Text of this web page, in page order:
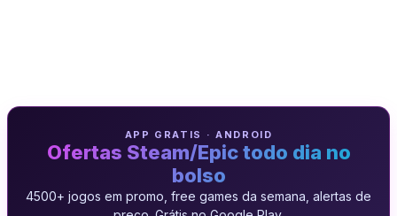
APP GRATIS · ANDROID
Ofertas Steam/Epic todo dia no
bolso
4500+ jogos em promo, free games da semana, alertas de